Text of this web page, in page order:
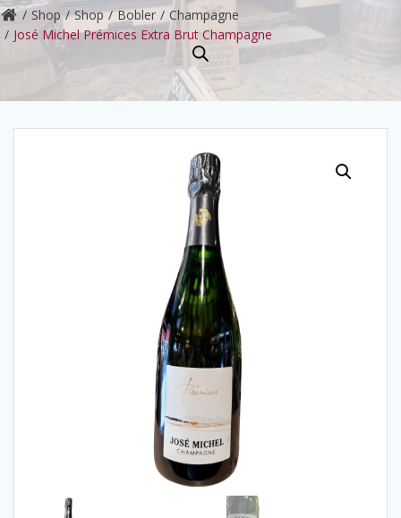
Shop Shop Bobler
Champagne
José Michel Prémices Extra Brut Champagne